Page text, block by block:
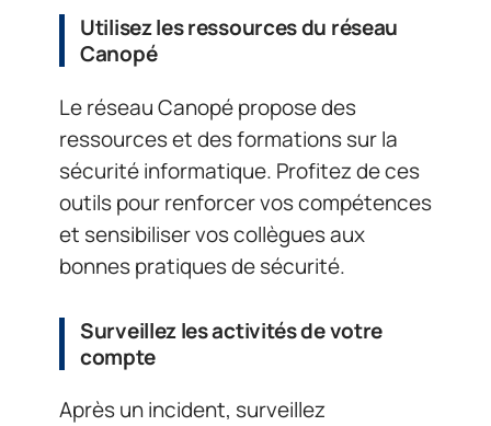
Utilisez les ressources du réseau
Canopé
Le réseau Canopé propose des
ressources et des formations sur la
sécurité informatique. Profitez de ces
outils pour renforcer vos compétences
et sensibiliser vos collègues aux
bonnes pratiques de sécurité.
Surveillez les activités de votre
compte
Après un incident, surveillez